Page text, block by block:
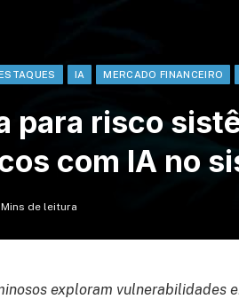
IA MERCADO FINANCEIRO
para risco
com IA no
de leitura
exploram vulnerabilidades